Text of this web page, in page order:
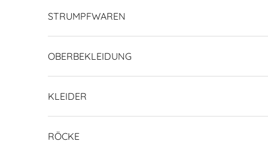
STRUMPFWAREN
OBERBEKLEIDUNG
KLEIDER
RÖCKE